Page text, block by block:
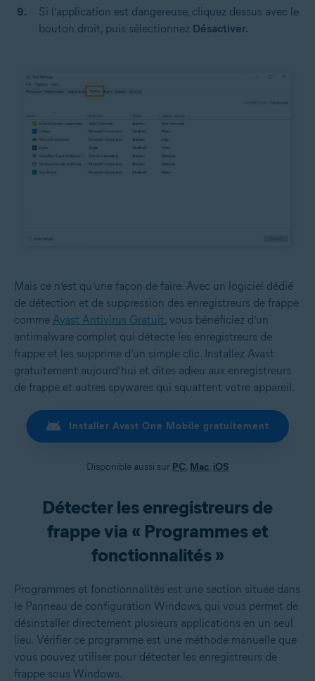
Si l’application est dangereuse, cliquez dessus avec le
bouton droit, puis sélectionnez Désactiver.
Mais ce n’est qu’une façon de faire. Avec un logiciel dédié
de détection et de suppression des enregistreurs de frappe
comme Avast Antivirus Gratuit, vous bénéficiez d’un
antimalware complet qui détecte les enregistreurs de
frappe et les supprime d’un simple clic. Installez Avast
gratuitement aujourd’hui et dites adieu aux enregistreurs
de frappe et autres spywares qui squattent votre appareil.
Installer Avast One Mobile gratuitement
Disponible aussi sur PC, Mac, iOS
Détecter les enregistreurs de
frappe via « Programmes et
fonctionnalités »
Programmes et fonctionnalités est une section située dans
le Panneau de configuration Windows, qui vous permet de
désinstaller directement plusieurs applications en un seul
lieu. Vérifier ce programme est une méthode manuelle que
vous pouvez utiliser pour détecter les enregistreurs de
frappe sous Windows.